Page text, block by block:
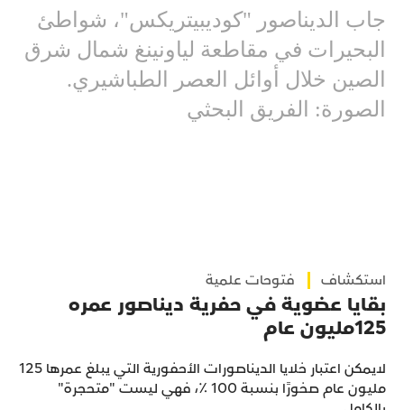
جاب الديناصور "كوديبيتريكس"، شواطئ
البحيرات في مقاطعة لياونينغ شمال شرق
الصين خلال أوائل العصر الطباشيري.
الصورة: الفريق البحثي
استكشاف فتوحات علمية
بقايا عضوية في حفرية ديناصور عمره
125مليون عام
لايمكن اعتبار خلايا الديناصورات الأحفورية التي يبلغ عمرها 125
مليون عام صخورًا بنسبة 100 ٪، فهي ليست "متحجرة"